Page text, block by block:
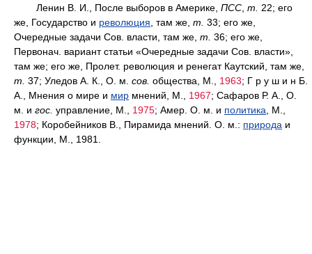
Ленин В. И., После выборов в Америке, ПСС т.
22; его
же, Государство и революция , там же, т. 33; его же,
Очередные задачи Сов. власти, там же, т. 36; его же,
Первонач. вариант статьи «Очередные задачи Сов. власти»,
там же; его же, Пролет. революция и ренегат Каутский, там же,
т. 37; Уледов А. К., О. м. сов. общества, М., 1963; Г p у ш и н Б.
А., Мнения о мире и мир мнений, М., 1967; Сафаров Р. А., О.
м. и гос. управление, М., 1975; Амер. О. м. и политика , М.,
1978; Коробейников В., Пирамида мнений. О. м.: природа и
функции, М., 1981.